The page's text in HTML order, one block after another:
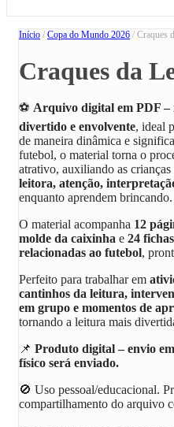
Início / Copa do Mundo 2026 / Craques
Craques da
⚽ Arquivo digital em PDF –
divertido e envolvente, ideal
de maneira dinâmica e
futebol, o material torna o
atrativo, auxiliando as
leitora, atenção,
enquanto aprendem brincando.
O material acompanha 12
molde da caixinha e 24
relacionadas ao futebol,
Perfeito para trabalhar em
cantinhos da leitura,
em grupo e momentos de
tornando a leitura mais
📌 Produto digital – envio
físico será enviado.
🚫 Uso pessoal/educacional.
compartilhamento do arquivo